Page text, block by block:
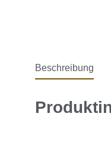
Beschreibung